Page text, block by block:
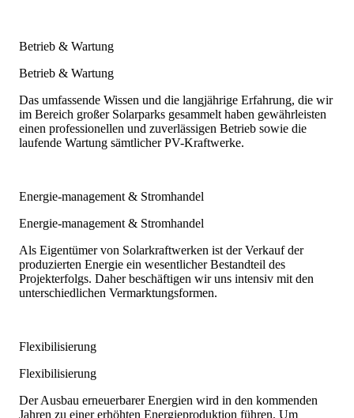
Betrieb & Wartung
Betrieb & Wartung
Das umfassende Wissen und die langjährige Erfahrung, die wir
im Bereich großer Solarparks gesammelt haben gewährleisten
einen professionellen und zuverlässigen Betrieb sowie die
laufende Wartung sämtlicher PV-Kraftwerke.
Energie-management & Stromhandel
Energie-management & Stromhandel
Als Eigentümer von Solarkraftwerken ist der Verkauf der
produzierten Energie ein wesentlicher Bestandteil des
Projekterfolgs. Daher beschäftigen wir uns intensiv mit den
unterschiedlichen Vermarktungsformen.
Flexibilisierung
Flexibilisierung
Der Ausbau erneuerbarer Energien wird in den kommenden
Jahren zu einer erhöhten Energieproduktion führen. Um